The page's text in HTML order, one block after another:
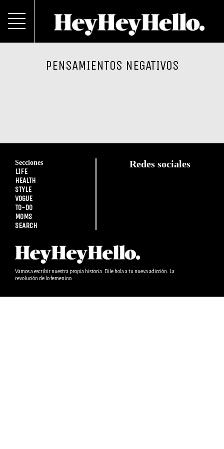
PENSAMIENTOS NEGATIVOS
Secciones
LIFE
HEALTH
STYLE
VOGUE
TO-DO
MOMS
SEARCH
Redes sociales
Vamos a escribir nuestra propia historia. Dile hola a tu nueva adicción. La
revolución de lo femenino.